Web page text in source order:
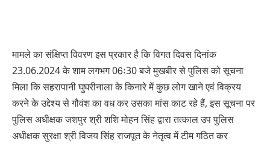
मामले का संक्षिप्त विवरण इस प्रकार है कि विगत दिवस दिनांक
23.06.2024 के शाम लगभग 06ः30 बजे मुखबीर से पुलिस को सूचना
मिला कि सहरापानी घुघरीनाला के किनारे में कुछ लोग खाने एवं विक्रय
करने के उद्देश्य से गौवंश का वध कर उसका मांस काट रहे हैं, इस सूचना पर
पुलिस अधीक्षक जशपुर श्री शशि मोहन सिंह द्वारा तत्काल उप पुलिस
अधीक्षक सुरक्षा श्री विजय सिंह राजपूत के नेतृत्व में टीम गठित कर